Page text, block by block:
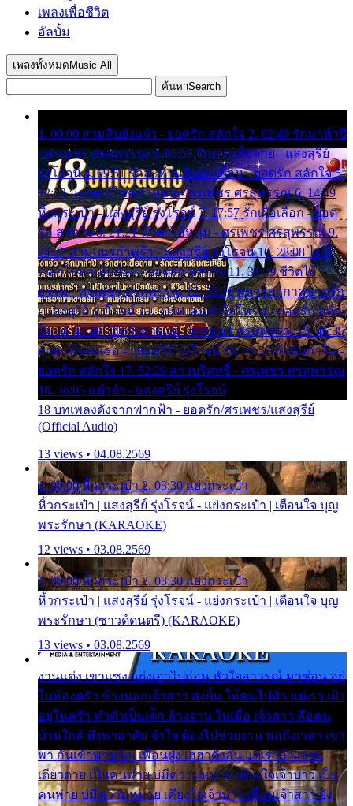
เพลงเพื่อชีวิต
อัลบั้ม
เพลงทั้งหมด Music All
ค้นหาSearch
1. 00:00 สามสิบยังแจ๋ว - ยอดรัก สลักใจ 2. 02:49 รักมาห้าปี
- ศรเพชร ศรสุพรรณ 3. 05:57 รักสาวเสื้อลาย - แสงสุรีย์
รุ่งโรจน์ 4. 09:51 รักสะท้านดินสะเทือน - ยอดรัก สลักใจ 5.
12:23 มอเตอร์ไซค์ทำหล่น - ศรเพชร ศรสุพรรณ 6. 14:49
หิ้วกระเป๋า - แสงสุรีย์ รุ่งโรจน์ 7. 17:57 รักเผื่อเลือก - ยอด
รัก สลักใจ 8. 21:21 น้ำตาไอ้หนุ่ม - ศรเพชร ศรสุพรรณ 9.
24:27 สามเณรกำพร้า - แสงสุรีย์ รุ่งโรจน์ 10. 28:08 ไม่มี
เวลาไปหาเมียน้อย - ยอดรัก สลักใจ 11. 31:29 ชีวิตไอ้
ธรรม - ศรเพชร ศรสุพรรณ 12. 35:26 ทหารอากาศขาดรัก
- แสงสุรีย์ รุ่งโรจน์ 13. 39:01 คนหัวใจโทรม - ยอดรัก สลัก
ใจ 14. 42:49 ไอ้หวังตายแน่ - ศรเพชร ศรสุพรรณ 15. 46:35
ธาตุแท้ของเธอ - แสงสุรีย์ รุ่งโรจน์ 16. 49:57 กำนันกำใน -
ยอดรัก สลักใจ 17. 52:29 สาวบริสุทธิ์ - ศรเพชร ศรสุพรรณ
18. 56:05 แต๋วจ๋า - แสงสุรีย์ รุ่งโรจน์
18 บทเพลงดังจากฟากฟ้า - ยอดรัก/ศรเพชร/แสงสุรีย์
(Official Audio)
13 views • 04.08.2569
1. 00:00 หิ้วกระเป๋า 2. 03:30 แย่งกระเป๋า
หิ้วกระเป๋า | แสงสุรีย์ รุ่งโรจน์ - แย่งกระเป๋า | เตือนใจ บุญ
พระรักษา (KARAOKE)
12 views • 03.08.2569
1. 00:00 หิ้วกระเป๋า 2. 03:30 แย่งกระเป๋า
หิ้วกระเป๋า | แสงสุรีย์ รุ่งโรจน์ - แย่งกระเป๋า | เตือนใจ บุญ
พระรักษา (ซาวด์ดนตรี) (KARAOKE)
13 views • 03.08.2569
งานแต่ง เขาแซง แย่งเอาไปก่อน หัวใจอาวรณ์ มาซ่อน อยู่
ในห้องครัว ข้างนอกเจ้าสาว ส่งยิ้ม ให้คนไปทั่ว แต่เรา เฝ้า
อยู่ในครัว ทำตัวเป็นเด็ก ล้างจาน ในเมื่อ เจ้าสาว คือคน
บ้านใกล้ พึ่งพาอาศัย จำใจ ต้องไปช่วยงาน พอถึงเวลา เขา
พา กันเข้าพาขวัญ เพื่อนฝูง เฮฮาดังลั่น แต่เราล้างจาน
เดียวดาย เป็นคนพ่าย บ่มีความหมาย เคียงใจเจ้าบ่าว เป็น
คนพ่าย บ่มีความหมาย เคียงใจเจ้าบ่าว เพื่อนเจ้าสาว ยัง